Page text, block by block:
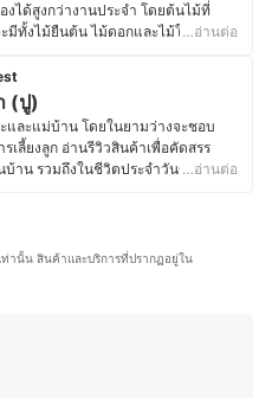
งได้สูงกว่างานประจำ โดยต้นไม้ที่
มีทั้งไม้ยืนต้น ไม้ดอกและไม้ใบเพื่อ
ชำกิ่ง ทั้งต้นมะนาว เลม่อนและไม้ผล
มีโอกาสได้เป็นผู้จัดการฟาร์มเลม่อน
มากกว่า 500 ต้นในปีถัดมา ส่วนตัว
ไม้ที่โตไว เลี้ยงง่ายและทนต่อสภาพ
ชีวิตและทำรายได้ให้มากเป็นอันดับ 1
ที่ใช้วิธีเพาะเนื้อเยื่อเป็นเวลา 1 - 2
ไปถึงมาตรฐานคุณภาพ แบรนด์ของ
รื่องความคุ้มค่าคุ้มราคาที่ต้องคำนึง
…อ่านต่อ
(ปู)
และแม่บ้าน โดยในยามว่างจะชอบ
เลี้ยงลูก อ่านรีวิวสินค้าเพื่อคัดสรร
าน รวมถึงในชีวิตประจำวันของลูก
ผู้ออกแบบลวดลายเชือกถักสำหรับ
บบริษัทส่งออกและยังหลงใหลในงาน
ลูกไม้ยืนต้นและผักสวนครัว เพื่อนำมา
…อ่านต่อ
ท่านั้น สินค้าและบริการที่ปรากฏอยู่ใน